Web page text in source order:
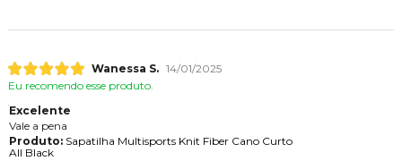
Wanessa S. 14/01/2025
Eu recomendo esse produto.
Excelente
Vale a pena
Produto:Sapatilha Multisports Knit Fiber Cano Curto
All Black